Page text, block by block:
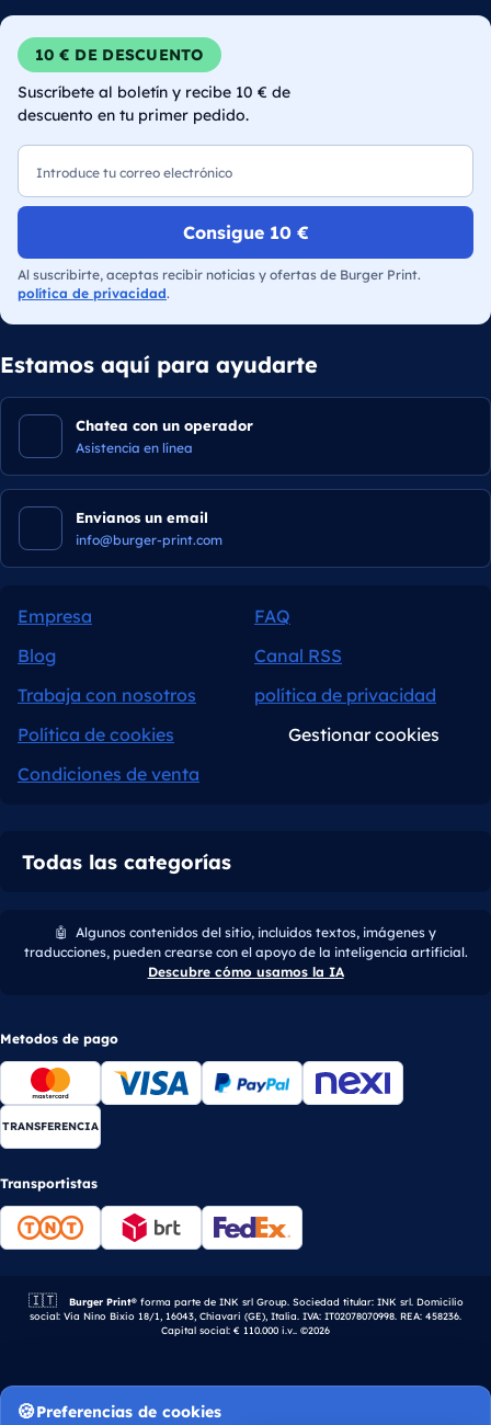
10 € DE DESCUENTO
Suscríbete al boletín y recibe 10 € de
descuento en tu primer pedido.
Consigue 10 €
Al suscribirte, aceptas recibir noticias y ofertas de Burger Print.
política de privacidad.
Estamos aquí para ayudarte
Chatea con un operador
Asistencia en línea
Envianos un email
info@burger-print.com
Empresa
FAQ
Blog
Canal RSS
Trabaja con nosotros
política de privacidad
Política de cookies
Gestionar cookies
Condiciones de venta
Todas las categorías
🤖 Algunos contenidos del sitio, incluidos textos, imágenes y
traducciones, pueden crearse con el apoyo de la inteligencia artificial.
Descubre cómo usamos la IA
Metodos de pago
TRANSFERENCIA
Transportistas
🇮🇹 Empresa italiana.
Burger Print®forma parte de INK srl Group. Sociedad titular: INK srl. Domicilio
social: Via Nino Bixio 18/1, 16043, Chiavari (GE), Italia. IVA: IT02078070998. REA: 458236.
Capital social: € 110.000 i.v.. ©2026
Preferencias de cookies